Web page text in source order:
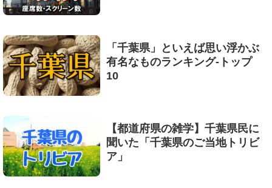
「千葉県」といえば思い浮かぶ
有名なものランキング-トップ
10
【都道府県の雑学】千葉県民に
聞いた「千葉県のご当地トリビ
ア」